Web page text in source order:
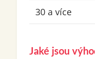
30 a více
Jaké jsou